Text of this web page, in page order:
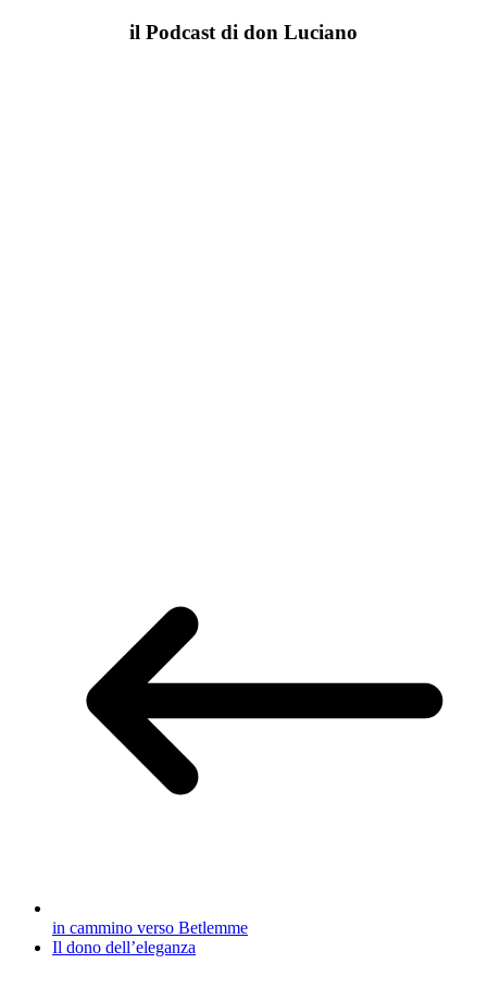
il Podcast di don Luciano
in cammino verso Betlemme
Il dono dell’eleganza